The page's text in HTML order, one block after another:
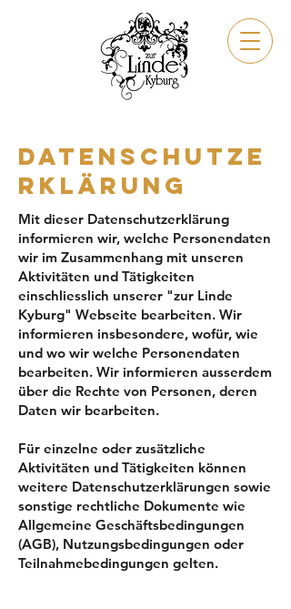
Datenschutze
rklärung
Mit dieser Datenschutzerklärung
informieren wir, welche Personendaten
wir im Zusammenhang mit unseren
Aktivitäten und Tätigkeiten
einschliesslich unserer "zur Linde
Kyburg" Webseite bearbeiten. Wir
informieren insbesondere, wofür, wie
und wo wir welche Personendaten
bearbeiten. Wir informieren ausserdem
über die Rechte von Personen, deren
Daten wir bearbeiten.
Für einzelne oder zusätzliche
Aktivitäten und Tätigkeiten können
weitere Datenschutzerklärungen sowie
sonstige rechtliche Dokumente wie
Allgemeine Geschäftsbedingungen
(AGB), Nutzungsbedingungen oder
Teilnahmebedingungen gelten.